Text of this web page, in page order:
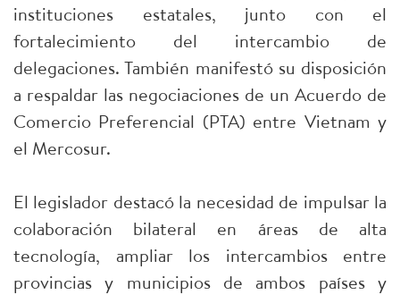
instituciones estatales, junto con el
fortalecimiento del intercambio de
delegaciones. También manifestó su disposición
a respaldar las negociaciones de un Acuerdo de
Comercio Preferencial (PTA) entre Vietnam y
el Mercosur.
El legislador destacó la necesidad de impulsar la
colaboración bilateral en áreas de alta
tecnología, ampliar los intercambios entre
provincias y municipios de ambos países y